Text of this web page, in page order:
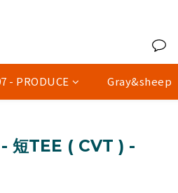
- PRODUCE Gray&sheep
短TEE ( CVT ) -